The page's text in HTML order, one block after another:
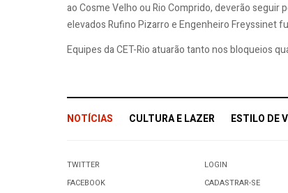
ao Cosme Velho ou Rio Comprido, deverão
elevados Rufino Pizarro e Engenheiro Freyssinet
Equipes da CET-Rio atuarão tanto nos bloqueios
NOTÍCIAS CULTURA E LAZER ESTILO DE
TWITTER
FACEBOOK
LOGIN
CADASTRAR-SE